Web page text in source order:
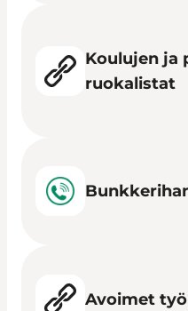
Koulujen ja
ruokalistat
Avoimet